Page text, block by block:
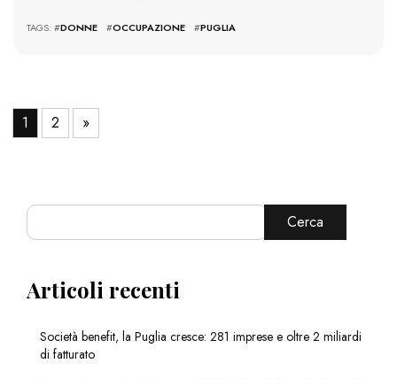
TAGS: #DONNE #OCCUPAZIONE #PUGLIA
1 2 »
Cerca
Articoli recenti
Società benefit, la Puglia cresce: 281 imprese e oltre 2 miliardi
di fatturato